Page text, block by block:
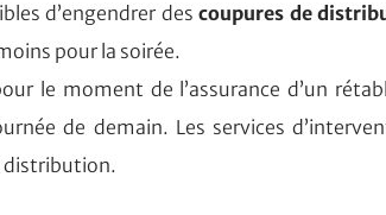
d’engendrer des coupures de
pour la soirée.
le moment de l’assurance d’un
de demain. Les services
distribution.